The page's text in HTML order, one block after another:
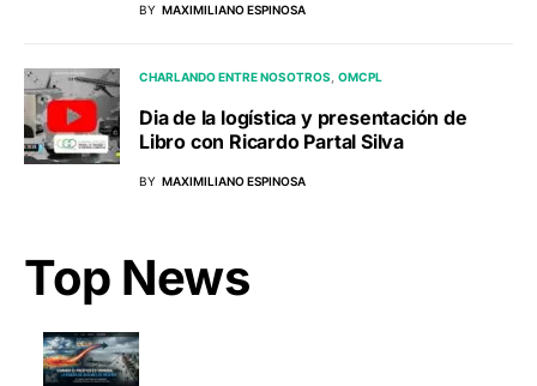
BY MAXIMILIANO ESPINOSA
CHARLANDO ENTRE NOSOTROS OMCPL
Dia de la logística y presentación de
Libro con Ricardo Partal Silva
BY MAXIMILIANO ESPINOSA
Top News